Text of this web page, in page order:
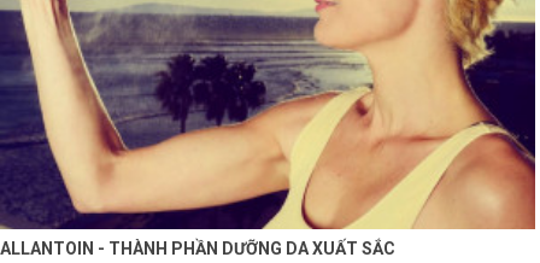
ALLANTOIN - THÀNH PHẦN DƯỠNG DA XUẤT SẮC